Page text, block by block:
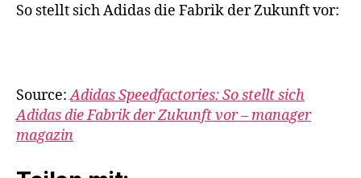
So stellt sich Adidas die Fabrik der Zukunft vor:
Source:Adidas Speedfactories: So stellt sich
Adidas die Fabrik der Zukunft vor – manager
magazin